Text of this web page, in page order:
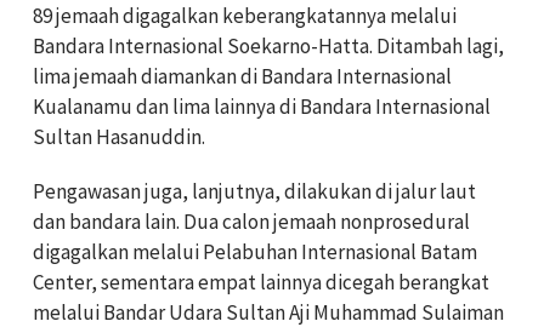
89 jemaah digagalkan keberangkatannya melalui
Bandara Internasional Soekarno-Hatta. Ditambah lagi,
lima jemaah diamankan di Bandara Internasional
Kualanamu dan lima lainnya di Bandara Internasional
Sultan Hasanuddin.
Pengawasan juga, lanjutnya, dilakukan di jalur laut
dan bandara lain. Dua calon jemaah nonprosedural
digagalkan melalui Pelabuhan Internasional Batam
Center, sementara empat lainnya dicegah berangkat
melalui Bandar Udara Sultan Aji Muhammad Sulaiman